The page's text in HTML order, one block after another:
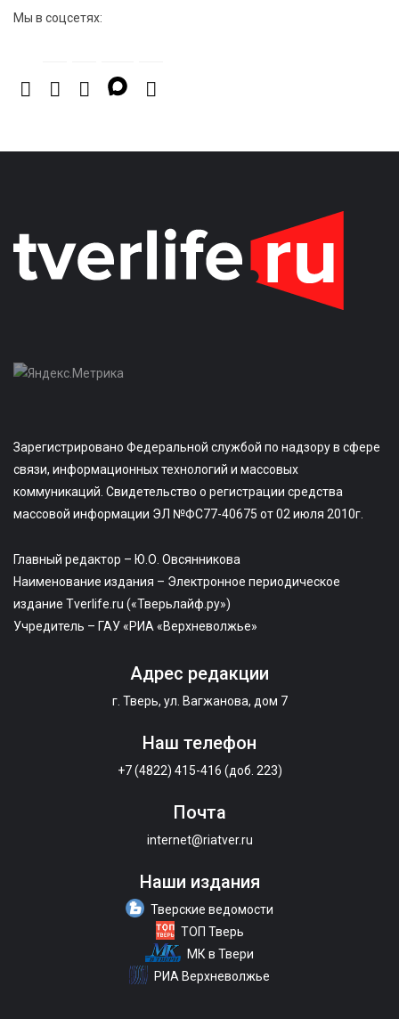
абитуриентов в 2026 году
Мы в соцсетях:
Зарегистрировано Федеральной службой по надзору в сфере
связи, информационных технологий и массовых
коммуникаций. Свидетельство о регистрации средства
массовой информации ЭЛ №ФС77-40675 от 02 июля 2010г.
Главный редактор – Ю.О. Овсянникова
Наименование издания – Электронное периодическое
издание Tverlife.ru («Тверьлайф.ру»)
Учредитель – ГАУ «РИА «Верхневолжье»
Адрес редакции
г. Тверь, ул. Вагжанова, дом 7
Наш телефон
+7 (4822) 415-416 (доб. 223)
Почта
internet@riatver.ru
Наши издания
Тверские ведомости
ТОП Тверь
МК в Твери
РИА Верхневолжье